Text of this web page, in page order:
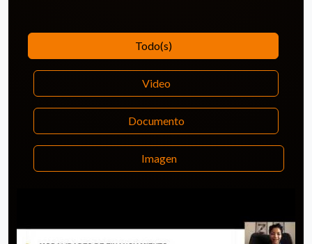
Todo(s)
Video
Documento
Imagen